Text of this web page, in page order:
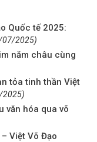
Quốc tế 2025:
2025)
năm châu cùng
tỏa tinh thần Việt
văn hóa qua võ
Việt Võ Đạo